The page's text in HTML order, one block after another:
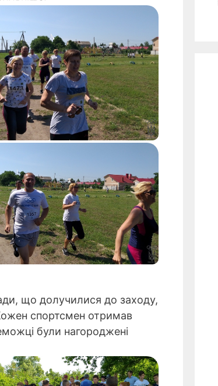
що долучилися до заходу,
спортсмен отримав
були нагороджені